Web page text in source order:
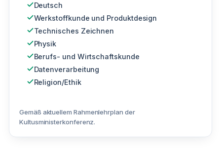
Deutsch
Werkstoffkunde und Produktdesign
Technisches Zeichnen
Physik
Berufs- und Wirtschaftskunde
Datenverarbeitung
Religion/Ethik
Gemäß aktuellem Rahmenlehrplan der
Kultusministerkonferenz.